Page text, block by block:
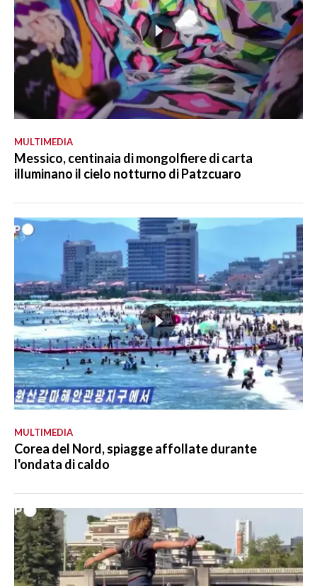
MULTIMEDIA
Messico, centinaia di mongolfiere di carta
illuminano il cielo notturno di Patzcuaro
MULTIMEDIA
Corea del Nord, spiagge affollate durante
l'ondata di caldo